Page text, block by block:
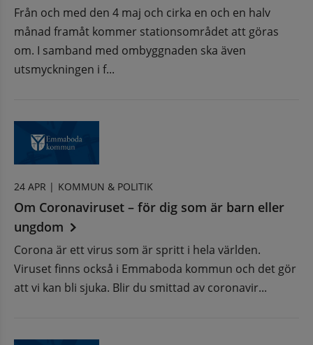
Från och med den 4 maj och cirka en och en halv
månad framåt kommer stationsområdet att göras
om. I samband med ombyggnaden ska även
utsmyckningen i f...
24 APR | KOMMUN & POLITIK
Om Coronaviruset – för dig som är barn eller
ungdom
Corona är ett virus som är spritt i hela världen.
Viruset finns också i Emmaboda kommun och det gör
att vi kan bli sjuka. Blir du smittad av coronavir...